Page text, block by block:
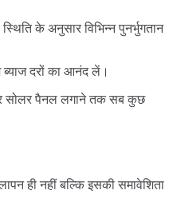
स्थिति के अनुसार विभिन्न पुनर्भुगतान
दरों का आनंद लें।
सोलर पैनल लगाने तक सब कुछ
ही नहीं बल्कि इसकी समावेशिता